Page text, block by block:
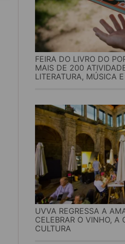
FEIRA DO LIVRO DO
MAIS DE 200
LITERATURA, MÚSICA
UVVA REGRESSA A
CELEBRAR O VINHO, A
CULTURA